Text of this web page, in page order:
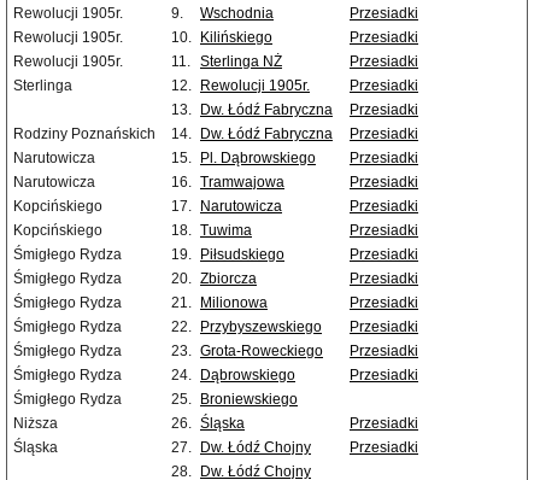
Rewolucji 1905r.
9. Wschodnia
Przesiadki
Rewolucji 1905r.
10. Kilińskiego
Przesiadki
Rewolucji 1905r.
11. Sterlinga NŻ
Przesiadki
Sterlinga
12. Rewolucji 1905r.
Przesiadki
13.
Dw. Łódź Fabryczna
Przesiadki
Rodziny Poznańskich
14. Dw. Łódź Fabryczna
Przesiadki
Narutowicza
15. Pl. Dąbrowskiego
Przesiadki
Narutowicza
16. Tramwajowa
Przesiadki
Kopcińskiego
17. Narutowicza
Przesiadki
Kopcińskiego
18. Tuwima
Przesiadki
Śmigłego Rydza
19. Piłsudskiego
Przesiadki
Śmigłego Rydza
20. Zbiorcza
Przesiadki
Śmigłego Rydza
21. Milionowa
Przesiadki
Śmigłego Rydza
22. Przybyszewskiego
Przesiadki
Śmigłego Rydza
23. Grota-Roweckiego
Przesiadki
Śmigłego Rydza
24. Dąbrowskiego
Przesiadki
Śmigłego Rydza
25.
Broniewskiego
Niższa
26. Śląska
Przesiadki
Śląska
27. Dw. Łódź Chojny
Przesiadki
28.
Dw. Łódź Chojny